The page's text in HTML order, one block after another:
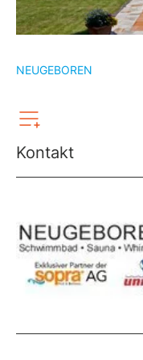
NEUGEBOREN
Kontakt